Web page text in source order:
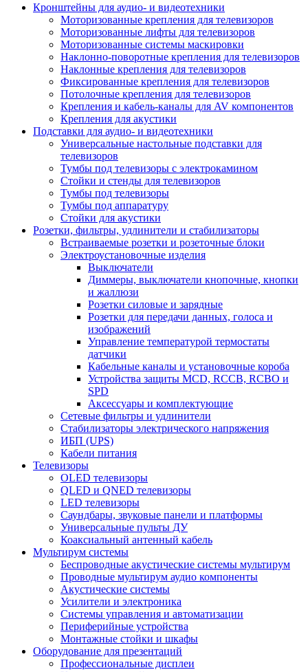
Кронштейны для аудио- и видеотехники
Моторизованные крепления для телевизоров
Моторизованные лифты для телевизоров
Моторизованные системы маскировки
Наклонно-поворотные крепления для телевизоров
Наклонные крепления для телевизоров
Фиксированные крепления для телевизоров
Потолочные крепления для телевизоров
Крепления и кабель-каналы для AV компонентов
Крепления для акустики
Подставки для аудио- и видеотехники
Универсальные настольные подставки для
телевизоров
Тумбы под телевизоры с электрокамином
Стойки и стенды для телевизоров
Тумбы под телевизоры
Тумбы под аппаратуру
Стойки для акустики
Розетки, фильтры, удлинители и стабилизаторы
Встраиваемые розетки и розеточные блоки
Электроустановочные изделия
Выключатели
Диммеры, выключатели кнопочные, кнопки
и жаллюзи
Розетки силовые и зарядные
Розетки для передачи данных, голоса и
изображений
Управление температурой термостаты
датчики
Кабельные каналы и установочные короба
Устройства защиты MCD, RCCB, RCBO и
SPD
Аксессуары и комплектующие
Сетевые фильтры и удлинители
Стабилизаторы электрического напряжения
ИБП (UPS)
Кабели питания
Телевизоры
OLED телевизоры
QLED и QNED телевизоры
LED телевизоры
Саундбары, звуковые панели и платформы
Универсальные пульты ДУ
Коаксиальный антенный кабель
Мультирум системы
Беспроводные акустические системы мультирум
Проводные мультирум аудио компоненты
Акустические системы
Усилители и электроника
Системы управления и автоматизации
Периферийные устройства
Монтажные стойки и шкафы
Оборудование для презентаций
Профессиональные дисплеи